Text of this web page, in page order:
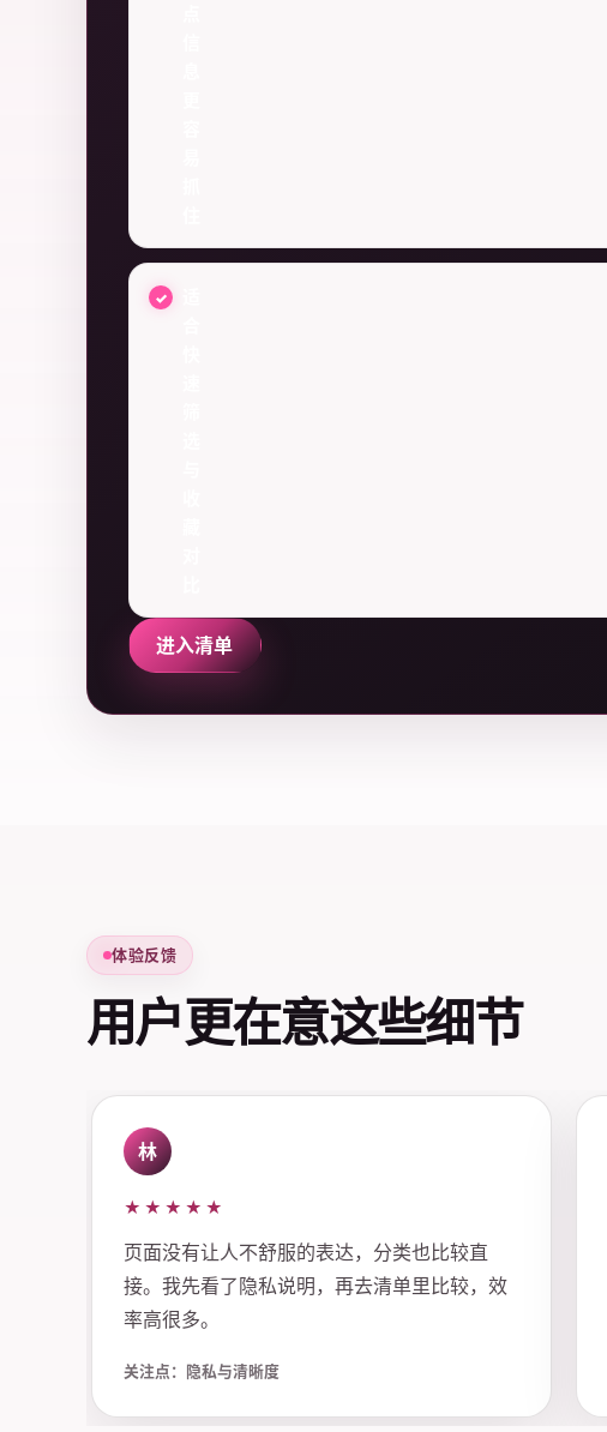
进入清单
体验反馈
用户更在意这些细节
林
★★★★★
页面没有让人不舒服的表达，分类也比较直
接。我先看了隐私说明，再去清单里比较，效
率高很多。
关注点：隐私与清晰度